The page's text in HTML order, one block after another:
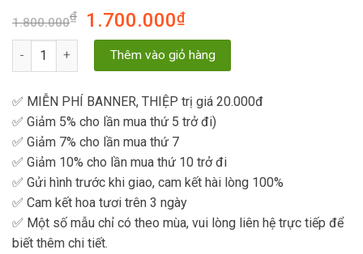
1.800.000₫ 1.700.000₫
Hoa Khai Trương 42 số lượngThêm vào giỏ hàng
✅ MIỄN PHÍ BANNER, THIỆP trị giá 20.000đ
✅ Giảm 5% cho lần mua thứ 5 trở đi)
✅ Giảm 7% cho lần mua thứ 7
✅ Giảm 10% cho lần mua thứ 10 trở đi
✅ Gửi hình trước khi giao, cam kết hài lòng 100%
✅ Cam kết hoa tươi trên 3 ngày
✅ Một số mẫu chỉ có theo mùa, vui lòng liên hệ trực tiếp để
biết thêm chi tiết.